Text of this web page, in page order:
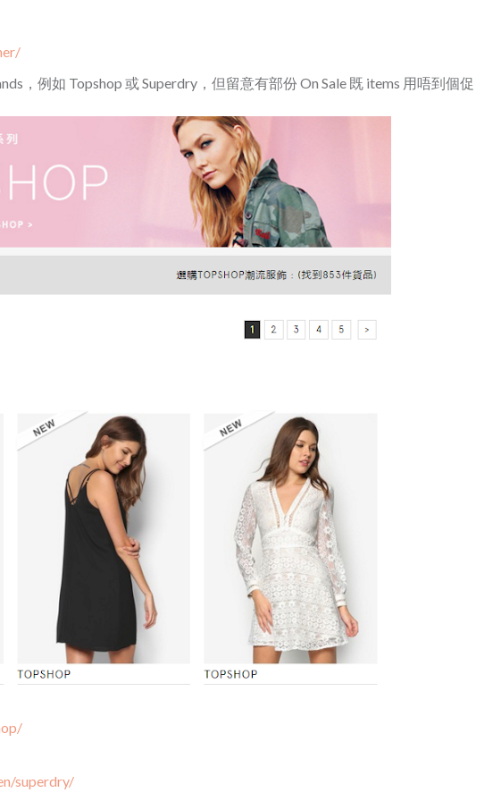
，例如 Topshop 或 Superdry，但留意有部份 On Sale 既 items 用唔到個促
superdry/